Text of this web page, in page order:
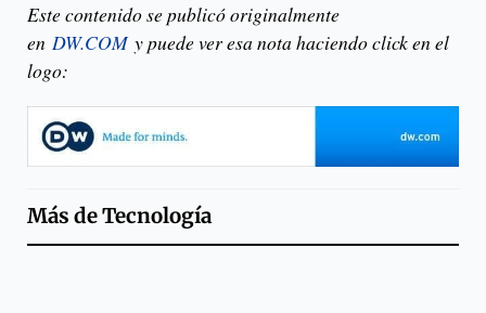
Este contenido se publicó originalmente
en DW.COMy puede ver esa nota haciendo click en el
logo:
Más deTecnología